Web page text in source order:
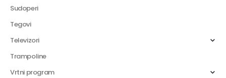
Sudoperi
Tegovi
Televizori
Trampoline
Vrtni program